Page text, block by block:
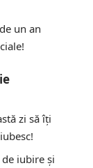
un an
zi să îți
iubire și